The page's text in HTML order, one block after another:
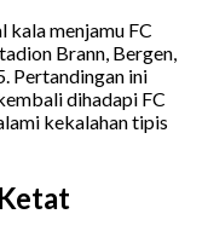
kala menjamu FC
Brann, Bergen,
Pertandingan ini
dihadapi FC
kekalahan tipis